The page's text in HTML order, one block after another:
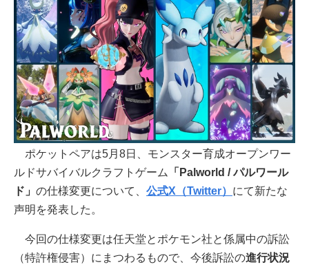
ポケットペアは5月8日、モンスター育成オープンワー
ルドサバイバルクラフトゲーム
「Palworld / パルワール
ド」 の仕様変更について、 公式X（Twitter） にて新たな
声明を発表した。
今回の仕様変更は任天堂とポケモン社と係属中の訴訟
（特許権侵害）にまつわるもので、今後訴訟の進行状況